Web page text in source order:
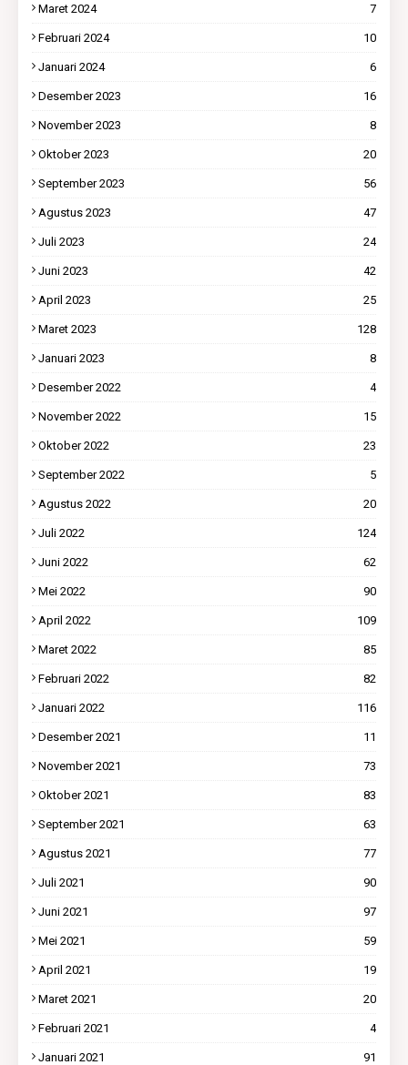
Maret 2024 7
Februari 2024 10
Januari 2024 6
Desember 2023 16
November 2023 8
Oktober 2023 20
September 2023 56
Agustus 2023 47
Juli 2023 24
Juni 2023 42
April 2023 25
Maret 2023 128
Januari 2023 8
Desember 2022 4
November 2022 15
Oktober 2022 23
September 2022 5
Agustus 2022 20
Juli 2022 124
Juni 2022 62
Mei 2022 90
April 2022 109
Maret 2022 85
Februari 2022 82
Januari 2022 116
Desember 2021 11
November 2021 73
Oktober 2021 83
September 2021 63
Agustus 2021 77
Juli 2021 90
Juni 2021 97
Mei 2021 59
April 2021 19
Maret 2021 20
Februari 2021 4
Januari 2021 91